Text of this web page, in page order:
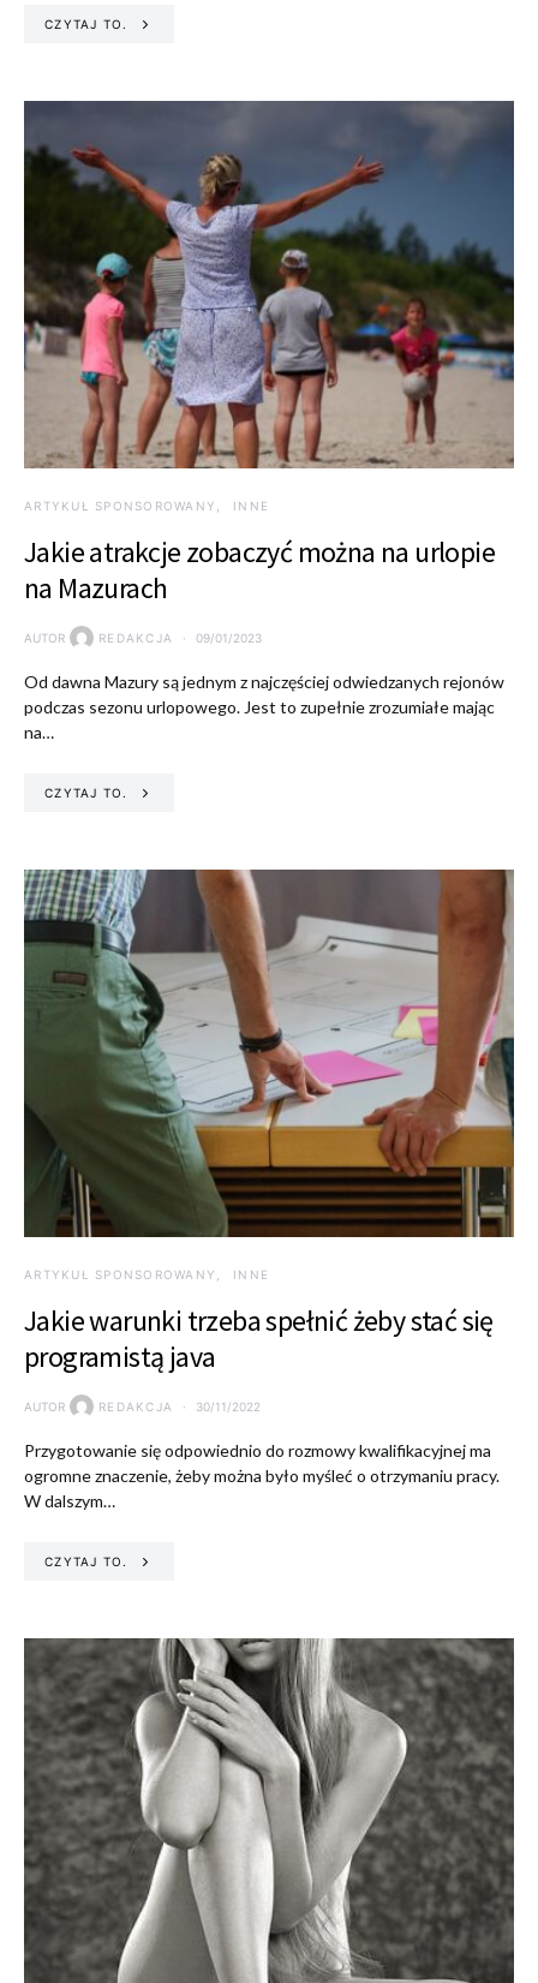
CZYTAJ TO.
ARTYKUŁ SPONSOROWANY INNE
Jakie atrakcje zobaczyć można na urlopie
na Mazurach
AUTOR REDAKCJA 09/01/2023
Od dawna Mazury są jednym z najczęściej odwiedzanych rejonów
podczas sezonu urlopowego. Jest to zupełnie zrozumiałe mając
na…
CZYTAJ TO.
ARTYKUŁ SPONSOROWANY INNE
Jakie warunki trzeba spełnić żeby stać się
programistą java
AUTOR REDAKCJA 30/11/2022
Przygotowanie się odpowiednio do rozmowy kwalifikacyjnej ma
ogromne znaczenie, żeby można było myśleć o otrzymaniu pracy.
W dalszym…
CZYTAJ TO.